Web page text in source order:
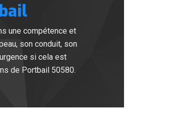
une compétence et
son conduit, son
si cela est
de Portbail 50580.